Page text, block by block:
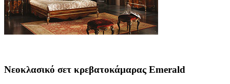
Νεοκλασικό σετ κρεβατοκάμαρας Emerald